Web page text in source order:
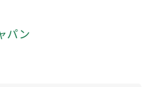
パン